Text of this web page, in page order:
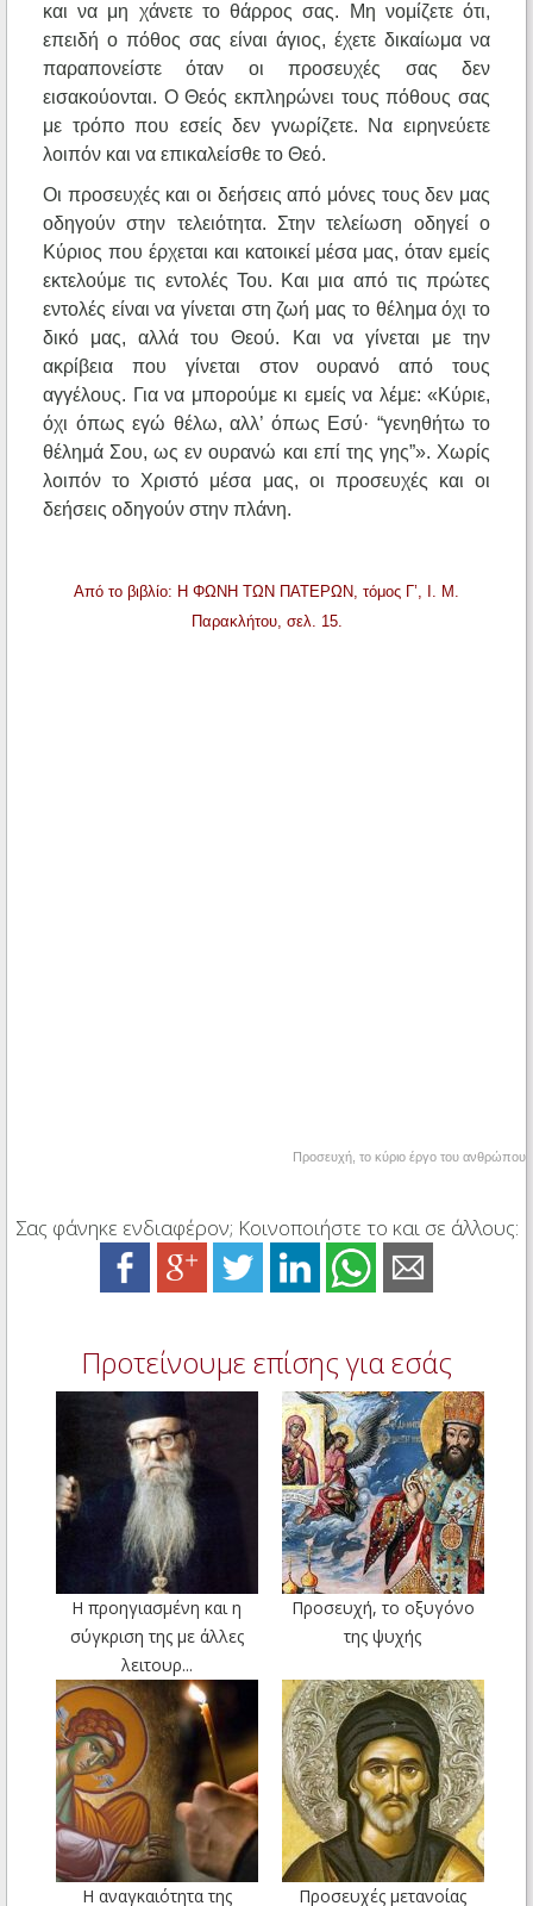
και να μη χάνετε το θάρρος σας. Μη νομίζετε ότι,
επειδή ο πόθος σας είναι άγιος, έχετε δικαίωμα να
παραπονείστε όταν οι προσευχές σας δεν
εισακούονται. Ο Θεός εκπληρώνει τους πόθους σας
με τρόπο που εσείς δεν γνωρίζετε. Να ειρηνεύετε
λοιπόν και να επικαλείσθε το Θεό.
Οι προσευχές και οι δεήσεις από μόνες τους δεν μας
οδηγούν στην τελειότητα. Στην τελείωση οδηγεί ο
Κύριος που έρχεται και κατοικεί μέσα μας, όταν εμείς
εκτελούμε τις εντολές Του. Και μια από τις πρώτες
εντολές είναι να γίνεται στη ζωή μας το θέλημα όχι το
δικό μας, αλλά του Θεού. Και να γίνεται με την
ακρίβεια που γίνεται στον ουρανό από τους
αγγέλους. Για να μπορούμε κι εμείς να λέμε: «Κύριε,
όχι όπως εγώ θέλω, αλλ’ όπως Εσύ· “γενηθήτω το
θέλημά Σου, ως εν ουρανώ και επί της γης”». Χωρίς
λοιπόν το Χριστό μέσα μας, οι προσευχές και οι
δεήσεις οδηγούν στην πλάνη.
Από το βιβλίο: Η ΦΩΝΗ ΤΩΝ ΠΑΤΕΡΩΝ, τόμος Γ’, Ι. Μ.
Παρακλήτου, σελ. 15.
Προσευχή, το κύριο έργο του ανθρώπου
Σας φάνηκε ενδιαφέρον; Κοινοποιήστε το και σε άλλους:
Προτείνουμε επίσης για εσάς
Η προηγιασμένη και η
σύγκριση της με άλλες
λειτουρ...
Προσευχή, το οξυγόνο
της ψυχής
Η αναγκαιότητα της Προσευχές μετανοίας